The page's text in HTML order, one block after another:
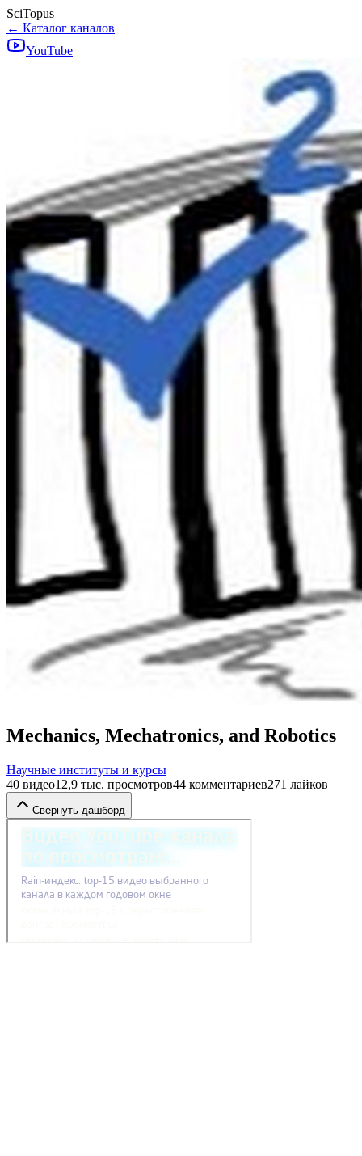
SciTopus
← Каталог каналов
YouTube
Mechanics, Mechatronics, and Robotics
Научные институты и курсы
40 видео12,9 тыс. просмотров44 комментариев271 лайков
Свернуть дашборд